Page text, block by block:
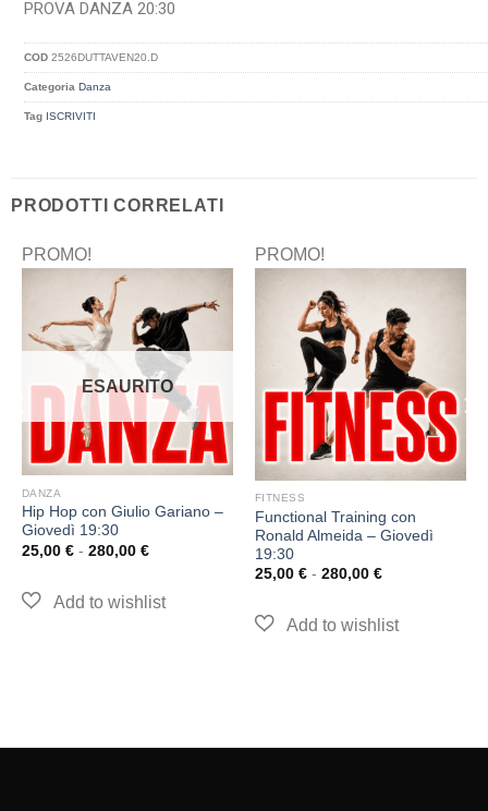
PROVA DANZA 20:30
COD2526DUTTAVEN20.D
Categoria Danza
Tag ISCRIVITI
PRODOTTI CORRELATI
PROMO!
ESAURITO
DANZA
Hip Hop con Giulio Gariano –
Giovedì 19:30
25,00 € - 280,00 €
PROMO!
FITNESS
Functional Training con
Ronald Almeida – Giovedì
19:30
25,00 € - 280,00 €